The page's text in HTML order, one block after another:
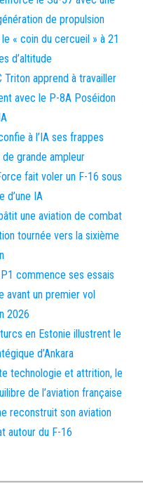
de propulsion
« coin du cercueil » à 21
d’altitude
Triton apprend à travailler
avec le P-8A Poséidon
à l’IA ses frappes
de grande ampleur
fait voler un F-16 sous
d’une IA
une aviation de combat
tournée vers la sixième
commence ses essais
avant un premier vol
2026
en Estonie illustrent le
d’Ankara
technologie et attrition, le
de l’aviation française
reconstruit son aviation
autour du F-16